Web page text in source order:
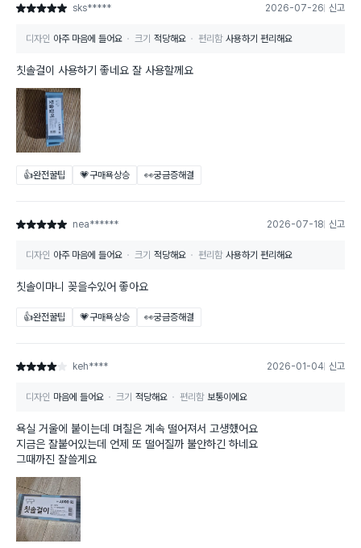
별점 5점 sks***** 2026-07-26 신고
디자인 아주 마음에 들어요 크기 적당해요 편리함 사용하기 편리해요
칫솔걸이 사용하기 좋네요 잘 사용할께요
👍완전꿀팁 💗구매욕상승 👀궁금증해결
별점 5점 nea****** 2026-07-18 신고
디자인 아주 마음에 들어요 크기 적당해요 편리함 사용하기 편리해요
칫솔이마니 꽂을수있어 좋아요
👍완전꿀팁 💗구매욕상승 👀궁금증해결
별점 4점 keh**** 2026-01-04 신고
디자인 마음에 들어요 크기 적당해요 편리함 보통이에요
욕실 거울에 붙이는데 며칠은 계속 떨어져서 고생했어요
지금은 잘붙어있는데 언제 또 떨어질까 불안하긴 하네요
그때까진 잘쓸게요